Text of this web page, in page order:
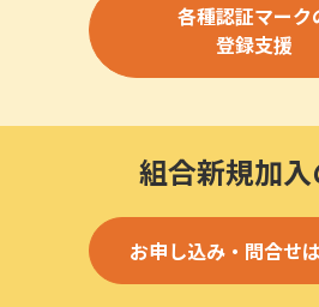
各種認証マーク
登録支援
組合新規加
お申し込み・問合せ